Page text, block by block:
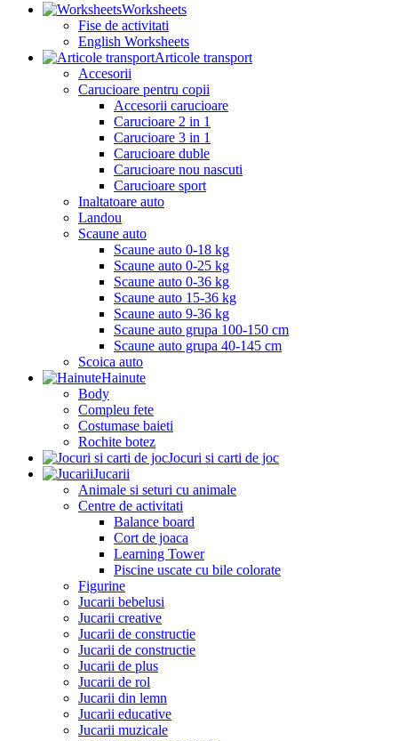
Worksheets
Fise de activitati
English Worksheets
Articole transport
Accesorii
Carucioare pentru copii
Accesorii carucioare
Carucioare 2 in 1
Carucioare 3 in 1
Carucioare duble
Carucioare nou nascuti
Carucioare sport
Inaltatoare auto
Landou
Scaune auto
Scaune auto 0-18 kg
Scaune auto 0-25 kg
Scaune auto 0-36 kg
Scaune auto 15-36 kg
Scaune auto 9-36 kg
Scaune auto grupa 100-150 cm
Scaune auto grupa 40-145 cm
Scoica auto
Hainute
Body
Compleu fete
Costumase baieti
Rochite botez
Jocuri si carti de joc
Jucarii
Animale si seturi cu animale
Centre de activitati
Balance board
Cort de joaca
Learning Tower
Piscine uscate cu bile colorate
Figurine
Jucarii bebelusi
Jucarii creative
Jucarii de constructie
Jucarii de constructie
Jucarii de plus
Jucarii de rol
Jucarii din lemn
Jucarii educative
Jucarii muzicale